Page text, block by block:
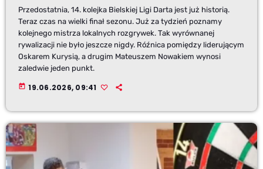
Przedostatnia, 14. kolejka Bielskiej Ligi Darta jest już historią.
Teraz czas na wielki finał sezonu. Już za tydzień poznamy
kolejnego mistrza lokalnych rozgrywek. Tak wyrównanej
rywalizacji nie było jeszcze nigdy. Róźnica pomiędzy liderującym
Oskarem Kurysią, a drugim Mateuszem Nowakiem wynosi
zaledwie jeden punkt.
today 19.06.2026, 09:41